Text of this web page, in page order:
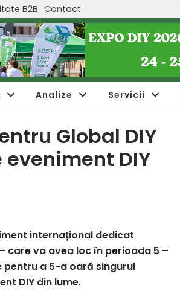
B2B Contact
Analize Servicii
Global DIY
DIY
internațional dedicat
– care va avea loc în perioada 5 –
pentru a 5-a oară singurul
DIY din lume.